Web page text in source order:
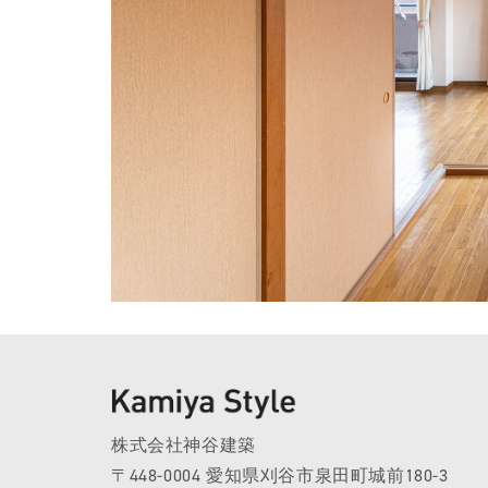
株式会社神谷建築
〒448-0004 愛知県刈谷市泉田町城前180-3